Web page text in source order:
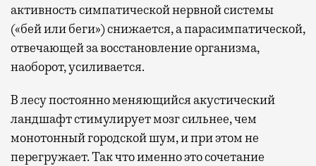
активность симпатической нервной системы
(«бей или беги») снижается, а парасимпатической,
отвечающей за восстановление организма,
наоборот, усиливается.
В лесу постоянно меняющийся акустический
ландшафт стимулирует мозг сильнее, чем
монотонный городской шум, и при этом не
перегружает. Так что именно это сочетание